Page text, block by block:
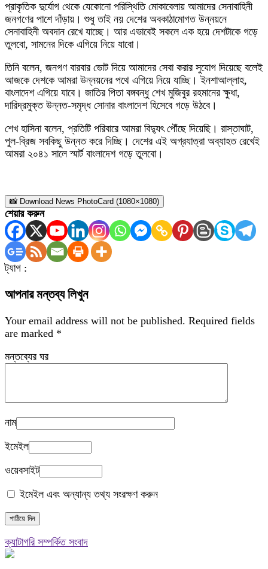
প্রাকৃতিক দুর্যোগ থেকে যেকোনো পরিস্থিতি মোকাবেলায় আমাদের সেনাবাহিনী
জনগণের পাশে দাঁড়ায়। শুধু তাই নয় দেশের অবকাঠামোগত উন্নয়নে
সেনাবাহিনী অবদান রেখে যাচ্ছে। আর এভাবেই সকলে এক হয়ে দেশটাকে গড়ে
তুলবো, সামনের দিকে এগিয়ে নিয়ে যাবো।
তিনি বলেন, জনগণ বারবার ভোট দিয়ে আমাদের সেবা করার সুযোগ দিয়েছে বলেই
আজকে দেশকে আমরা উন্নয়নের পথে এগিয়ে নিয়ে যাচ্ছি। ইনশাআল্লাহ,
বাংলাদেশ এগিয়ে যাবে। জাতির পিতা বঙ্গবন্ধু শেখ মুজিবুর রহমানের ক্ষুধা,
দারিদ্রমুক্ত উন্নত-সমৃদ্ধ সোনার বাংলাদেশ হিসেবে গড়ে উঠবে।
শেখ হাসিনা বলেন, প্রতিটি পরিবারে আমরা বিদ্যুৎ পৌঁছে দিয়েছি। রাস্তাঘাট,
পুল-ব্রিজ সবকিছু উন্নত করে দিচ্ছি। দেশের এই অগ্রযাত্রা অব্যাহত রেখেই
আমরা ২০৪১ সালে স্মার্ট বাংলাদেশ গড়ে তুলবো।
📸 Download News PhotoCard (1080×1080)
শেয়ার করুন
ট্যাগ :
আপনার মন্তব্য লিখুন
Your email address will not be published. Required fields
are marked *
মন্তব্যের ঘর
নাম
ইমেইল
ওয়েবসাইট
ইমেইল এবং অন্যান্য তথ্য সংরক্ষণ করুন
ক্যাটাগরি সম্পর্কিত সংবাদ